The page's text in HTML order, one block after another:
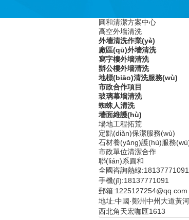
圓和清潔方案中心
高空外墻清洗
外墻清洗作業(yè)
廠區(qū)外墻清洗
寫字樓外墻清洗
辦公樓外墻清洗
地標(biāo)清洗服務(wù)
市政合作項目
玻璃幕墻清洗
蜘蛛人清洗
墻面維護(hù)
場地工程拓荒
定點(diǎn)保潔服務(wù)
石材養(yǎng)護(hù)服務
市政單位清潔合作
聯(lián)系圓和
全國咨詢熱線:18137771091
手機(jī):18137771091
郵箱:1225127254@qq.com
地址:中國·鄭州中州大道黃
西北角天宏咖匯1613